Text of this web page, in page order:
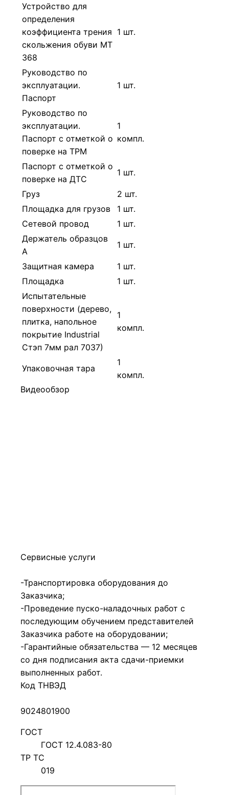
Устройство для
определения
коэффициента трения
скольжения обуви МТ
368
1 шт.
Руководство по
эксплуатации.
Паспорт
1 шт.
Руководство по
эксплуатации.
Паспорт с отметкой о
поверке на ТРМ
1
компл.
Паспорт с отметкой о
поверке на ДТС
1 шт.
Груз
2 шт.
Площадка для грузов
1 шт.
Сетевой провод
1 шт.
Держатель образцов
А
1 шт.
Защитная камера
1 шт.
Площадка
1 шт.
Испытательные
поверхности (дерево,
плитка, напольное
покрытие Industrial
Стэп 7мм рал 7037)
1
компл.
Упаковочная тара
1
компл.
Видеообзор
Сервисные услуги
-Транспортировка оборудования до
Заказчика;
-Проведение пуско-наладочных работ с
последующим обучением представителей
Заказчика работе на оборудовании;
-Гарантийные обязательства — 12 месяцев
со дня подписания акта сдачи-приемки
выполненных работ.
Код ТНВЭД
9024801900
ГОСТ
ГОСТ 12.4.083-80
ТР ТС
019